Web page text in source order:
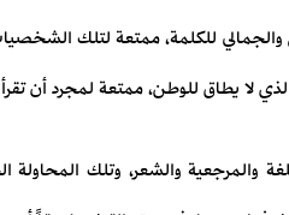
والجمالي للكلمة، ممتعة لتلك
لا يطاق للوطن، ممتعة لمجرد أن
والمرجعية والشعر، وتلك